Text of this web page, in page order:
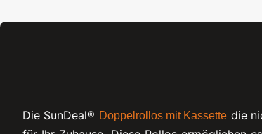
Die SunDeal® Doppelrollos mit Kassette die